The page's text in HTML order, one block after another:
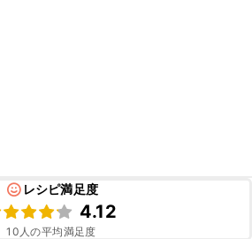
レシピ満足度
4.12
10 人の平均満足度